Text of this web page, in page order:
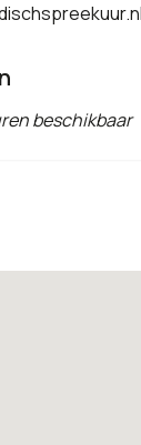
beschikbaar